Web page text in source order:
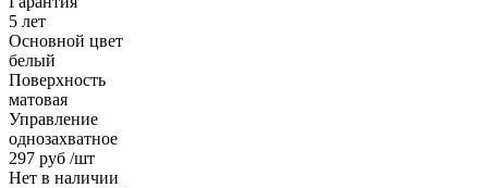
5 лет
Основной цвет
белый
Поверхность
матовая
Управление
однозахватное
297 руб /шт
Нет в наличии